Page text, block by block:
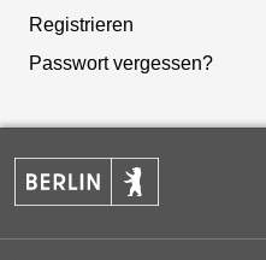
Registrieren
Passwort vergessen?